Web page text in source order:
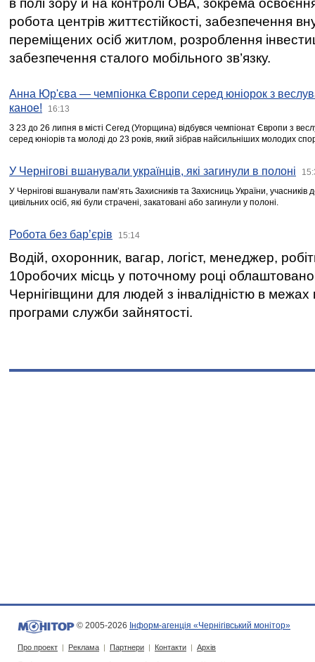
в полі зору й на контролі ОВА, зокрема освоєння
робота центрів життєстійкості, забезпечення
переміщених осіб житлом, розроблення
забезпечення сталого мобільного зв’язку.
Анна Юр'єва — чемпіонка Європи серед юніорок з
каное!
16:13
З 23 до 26 липня в місті Сегед (Угорщина) відбувся чемпіонат Європи з
серед юніорів та молоді до 23 років, який зібрав найсильніших молодих
У Чернігові вшанували українців, які загинули в полоні
У Чернігові вшанували пам’ять Захисників та Захисниць України,
цивільних осіб, які були страчені, закатовані або загинули у полоні.
Робота без бар’єрів 15:14
Водій, охоронник, вагар, логіст, менеджер,
10робочих місць у поточному році
Чернігівщини для людей з інвалідністю в межах
програми служби зайнятості.
© 2005-2026 Інформ-агенція «Чернігівський монітор»
Про проект | Реклама | Партнери | Контакти | Архів